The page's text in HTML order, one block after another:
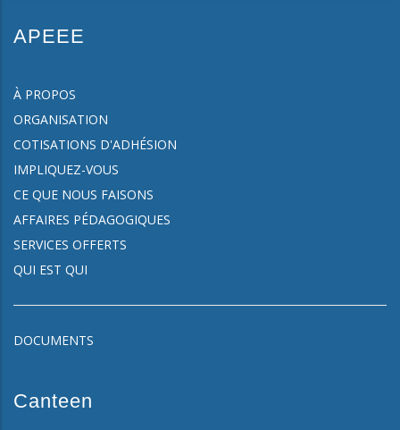
APEEE
À PROPOS
ORGANISATION
COTISATIONS D'ADHÉSION
IMPLIQUEZ-VOUS
CE QUE NOUS FAISONS
AFFAIRES PÉDAGOGIQUES
SERVICES OFFERTS
QUI EST QUI
DOCUMENTS
Canteen